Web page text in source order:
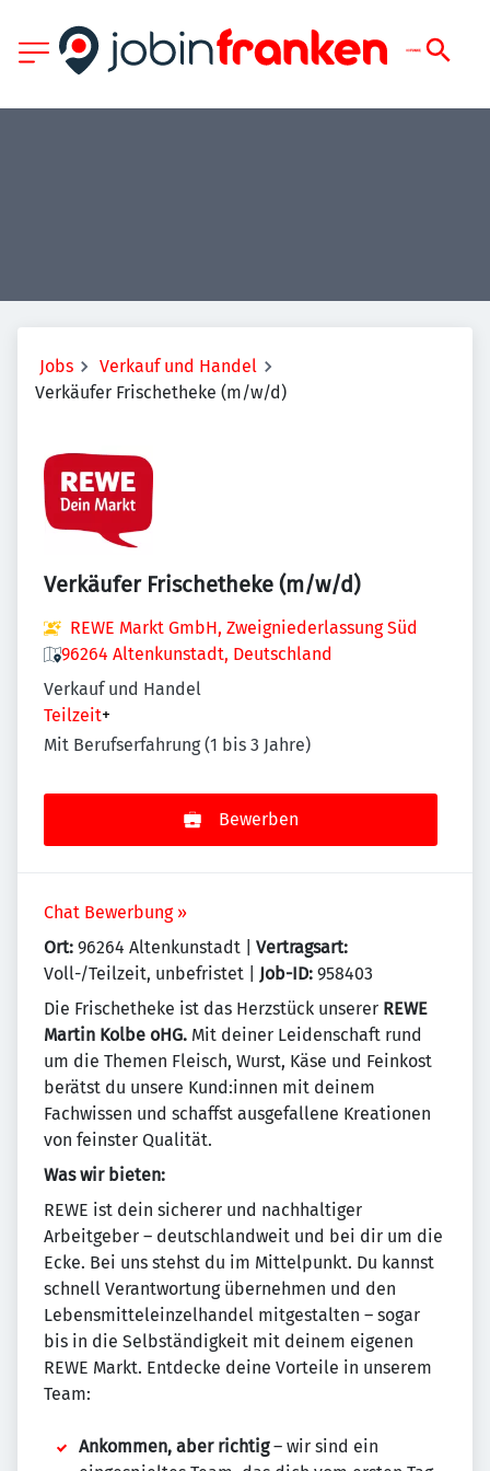
Jobs
Verkauf und Handel
Verkäufer Frischetheke (m/w/d)
Verkäufer Frischetheke (m/w/d)
REWE Markt GmbH, Zweigniederlassung Süd
96264 Altenkunstadt, Deutschland
Verkauf und Handel
Teilzeit+
Mit Berufserfahrung (1 bis 3 Jahre)
Bewerben
Chat Bewerbung »
Ort: 96264 Altenkunstadt | Vertragsart:
Voll-/Teilzeit, unbefristet | Job-ID: 958403
Die Frischetheke ist das Herzstück unserer REWE
Martin Kolbe oHG. Mit deiner Leidenschaft rund
um die Themen Fleisch, Wurst, Käse und Feinkost
berätst du unsere Kund:innen mit deinem
Fachwissen und schaffst ausgefallene Kreationen
von feinster Qualität.
Was wir bieten:
REWE ist dein sicherer und nachhaltiger
Arbeitgeber – deutschlandweit und bei dir um die
Ecke. Bei uns stehst du im Mittelpunkt. Du kannst
schnell Verantwortung übernehmen und den
Lebensmitteleinzelhandel mitgestalten – sogar
bis in die Selbständigkeit mit deinem eigenen
REWE Markt. Entdecke deine Vorteile in unserem
Team:
Ankommen, aber richtig– wir sind ein